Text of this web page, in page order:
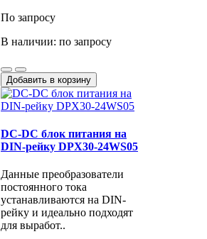
По запросу
В наличии: по запросу
Добавить в корзину
DC-DС блок питания на
DIN-рейку DPX30-24WS05
Данные преобразователи
постоянного тока
устанавливаются на DIN-
рейку и идеально подходят
для выработ..